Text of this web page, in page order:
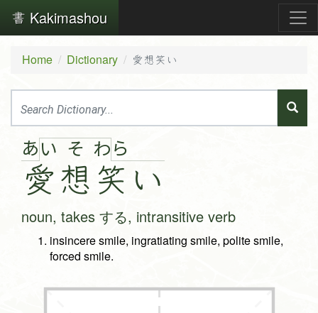
Kakimashou
Home Dictionary 愛想笑い
あ い
愛
そ
想
わ ら
笑 い
noun, takes する, intransitive verb
insincere smile, ingratiating smile, polite smile,
forced smile.